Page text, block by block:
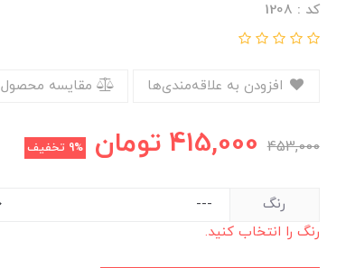
کد : 1208
مقایسه محصول
453,000
415,000 تومان 9% تخفیف
رنگ
رنگ را انتخاب کنید.